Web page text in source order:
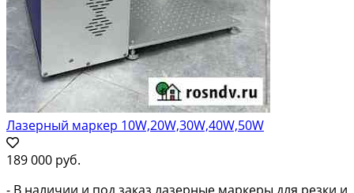
Лазерный маркер 10W,20W,30W,40W,50W
189 000 руб.